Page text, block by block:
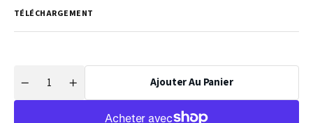
TÉLÉCHARGEMENT
Réduire
Quantité
Augmenter
Ajouter Au Panier